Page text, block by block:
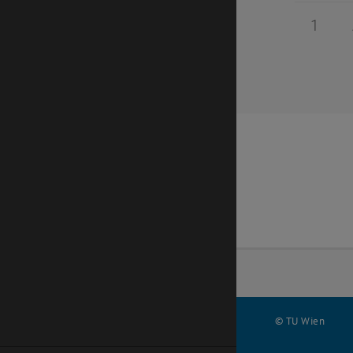
Seite
1
© TU Wien